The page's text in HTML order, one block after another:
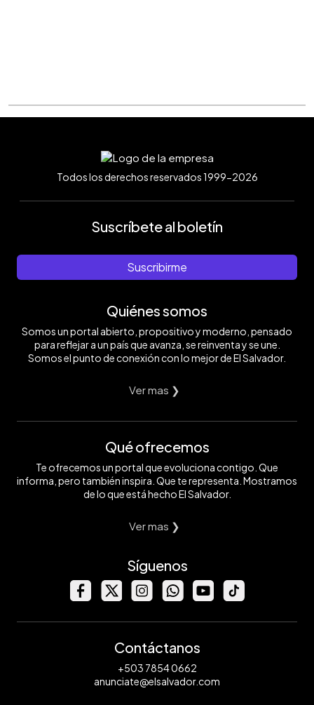
Todos los derechos reservados 1999-2026
Suscríbete al boletín
Suscribirme
Quiénes somos
Somos un portal abierto, propositivo y moderno, pensado
para reflejar a un país que avanza, se reinventa y se une.
Somos el punto de conexión con lo mejor de El Salvador.
Ver mas ❯
Qué ofrecemos
Te ofrecemos un portal que evoluciona contigo. Que
informa, pero también inspira. Que te representa. Mostramos
de lo que está hecho El Salvador.
Ver mas ❯
Síguenos
Contáctanos
+503 7854 0662
anunciate@elsalvador.com